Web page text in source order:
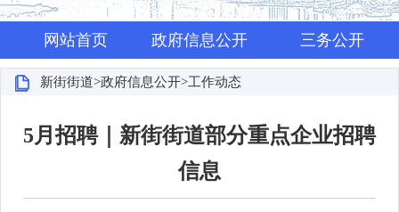
网站首页 政府信息公开 三务公开
新街街道>政府信息公开>工作动态
5月招聘｜新街街道部分重点企业招聘
信息